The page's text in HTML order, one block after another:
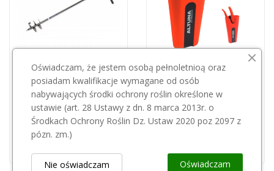
Świder do gruntu BIG SWG200
120,00 zł
ALTUNA
Kabura Altuna 97006
36,00 zł
Oświadczam, że jestem osobą pełnoletnioą oraz
posiadam kwalifikacje wymagane od osób
nabywających środki ochrony roślin określone w
ustawie (art. 28 Ustawy z dn. 8 marca 2013r. o
Środkach Ochrony Roślin Dz. Ustaw 2020 poz 2097 z
pózn. zm.)
Oświadczam
Nie oświadczam